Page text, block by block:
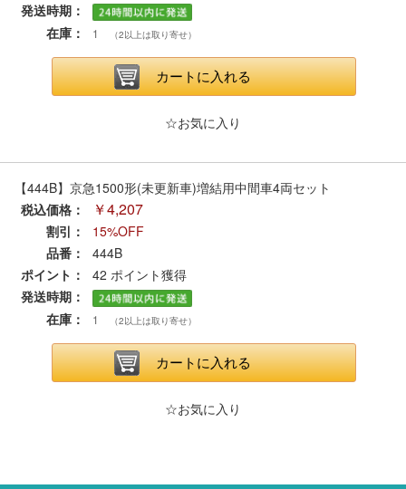
セール品・キャンペーン
セール商品
走行エリア別 鉄道模型車両リスト
北海道・東北
中部
中国・四国
お役立ち情報
発送時期：
在庫：
1 （2以上は取り寄せ）
カートに入れる
☆お気に入り
【444B】京急1500形(未更新車)増結用中間車4両セット
税込価格：
￥4,207
割引：
15%OFF
品番：
444B
ポイント：
42 ポイント獲得
発送時期：
在庫：
1 （2以上は取り寄せ）
カートに入れる
☆お気に入り